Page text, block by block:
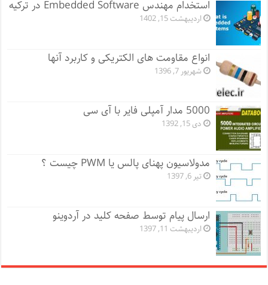
استخدام مهندس Embedded Software در ترکیه
اردیبهشت 15, 1402
انواع مقاومت های الکتریکی و کاربرد آنها
شهریور 7, 1396
5000 مدار آمپلی فایر با آی سی
دی 15, 1392
مدولاسیون پهنای پالس یا PWM چیست ؟
تیر 6, 1397
ارسال پیام توسط صفحه کلید در آردوینو
اردیبهشت 11, 1397